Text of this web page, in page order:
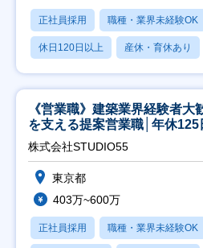
正社員採用 職種・業界未経験OK
休日120日以上 産休・育休あり
《営業職》建築業界経験者
を支える提案営業職│年休
株式会社STUDIO55
東京都
403万~600万
正社員採用 職種・業界未経験OK